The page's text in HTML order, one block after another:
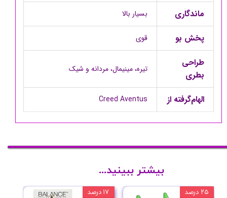
ماندگاری بسیار بالا
پخش بو قوی
طراحی
بطری
تیره، مینیمال، مردانه و شیک
الهام‌گرفته از Creed Aventus
۱۷ درصد ۲۵ درصد
بیشتر ببینید...